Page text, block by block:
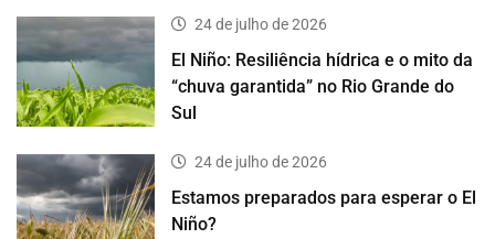
24 de julho de 2026
El Niño: Resiliência hídrica e o mito da
“chuva garantida” no Rio Grande do
Sul
24 de julho de 2026
Estamos preparados para esperar o El
Niño?